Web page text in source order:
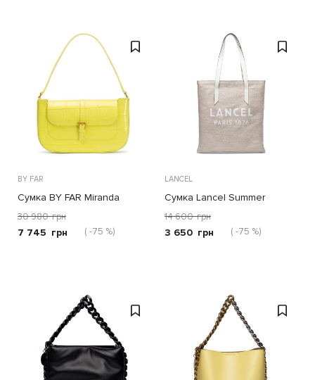
BY FAR
Сумка BY FAR Miranda
желтая
30 980 грн
7 745 грн ( -75 %)
LANCEL
Сумка Lancel Summer
светло-серая
14 600 грн
3 650 грн ( -75 %)